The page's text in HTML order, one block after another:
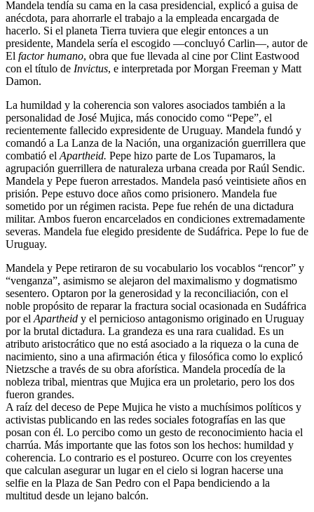
Mandela tendía su cama en la casa presidencial, explicó a guisa de
anécdota, para ahorrarle el trabajo a la empleada encargada de
hacerlo. Si el planeta Tierra tuviera que elegir entonces a un
presidente, Mandela sería el escogido —concluyó Carlin—, autor de
El factor humano, obra que fue llevada al cine por Clint Eastwood
con el título de Invictus, e interpretada por Morgan Freeman y Matt
Damon.
La humildad y la coherencia son valores asociados también a la
personalidad de José Mujica, más conocido como “Pepe”, el
recientemente fallecido expresidente de Uruguay. Mandela fundó y
comandó a La Lanza de la Nación, una organización guerrillera que
combatió el Apartheid. Pepe hizo parte de Los Tupamaros, la
agrupación guerrillera de naturaleza urbana creada por Raúl Sendic.
Mandela y Pepe fueron arrestados. Mandela pasó veintisiete años en
prisión. Pepe estuvo doce años como prisionero. Mandela fue
sometido por un régimen racista. Pepe fue rehén de una dictadura
militar. Ambos fueron encarcelados en condiciones extremadamente
severas. Mandela fue elegido presidente de Sudáfrica. Pepe lo fue de
Uruguay.
Mandela y Pepe retiraron de su vocabulario los vocablos “rencor” y
“venganza”, asimismo se alejaron del maximalismo y dogmatismo
sesentero. Optaron por la generosidad y la reconciliación, con el
noble propósito de reparar la fractura social ocasionada en Sudáfrica
por el Apartheid y el pernicioso antagonismo originado en Uruguay
por la brutal dictadura. La grandeza es una rara cualidad. Es un
atributo aristocrático que no está asociado a la riqueza o la cuna de
nacimiento, sino a una afirmación ética y filosófica como lo explicó
Nietzsche a través de su obra aforística. Mandela procedía de la
nobleza tribal, mientras que Mujica era un proletario, pero los dos
fueron grandes.
A raíz del deceso de Pepe Mujica he visto a muchísimos políticos y
activistas publicando en las redes sociales fotografías en las que
posan con él. Lo percibo como un gesto de reconocimiento hacia el
charrúa. Más importante que las fotos son los hechos: humildad y
coherencia. Lo contrario es el postureo. Ocurre con los creyentes
que calculan asegurar un lugar en el cielo si logran hacerse una
selfie en la Plaza de San Pedro con el Papa bendiciendo a la
multitud desde un lejano balcón.